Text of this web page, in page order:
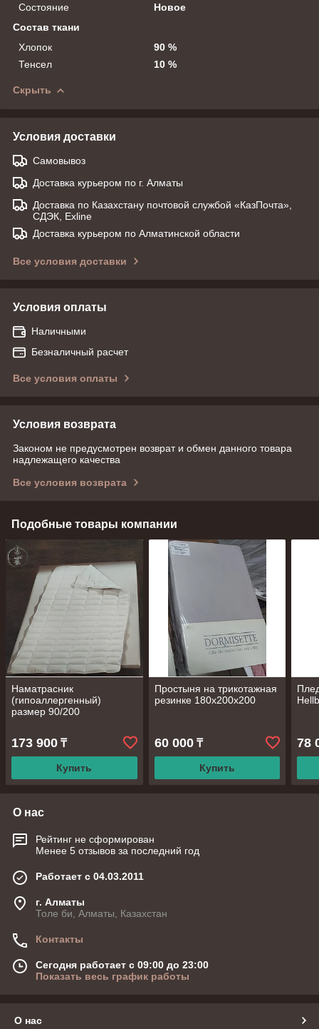
Состояние
Новое
Состав ткани
Хлопок
90 %
Тенсел
10 %
Скрыть
Условия доставки
Самовывоз
Доставка курьером по г. Алматы
Доставка по Казахстану почтовой службой «КазПочта»,
СДЭК, Exline
Доставка курьером по Алматинской области
Все условия доставки
Условия оплаты
Наличными
Безналичный расчет
Все условия оплаты
Условия возврата
Законом не предусмотрен возврат и обмен данного товара
надлежащего качества
Все условия возврата
Подобные товары компании
Наматрасник
(гипоаллергенный)
размер 90/200
173 900 ₸
Купить
Простыня на трикотажная
резинке 180х200х200
60 000₸
Купить
78
О нас
Рейтинг не сформирован
Менее 5 отзывов за последний год
Работает с 04.03.2011
г. Алматы
Толе би, Алматы, Казахстан
Контакты
Сегодня работает с 09:00 до 23:00
Показать весь график работы
О нас